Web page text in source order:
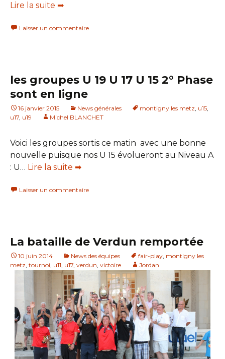
Lire la suite ➡
Laisser un commentaire
les groupes U 19 U 17 U 15 2° Phase
sont en ligne
16 janvier 2015 News générales montigny les metz, u15,
u17, u19 Michel BLANCHET
Voici les groupes sortis ce matin avec une bonne
nouvelle puisque nos U 15 évolueront au Niveau A
: U… Lire la suite ➡
Laisser un commentaire
La bataille de Verdun remportée
10 juin 2014 News des équipes fair-play, montigny les
metz, tournoi, u11, u17, verdun, victoire Jordan